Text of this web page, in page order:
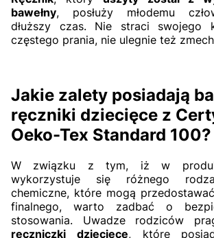
bawełny, posłuży młodemu
dłuższy czas. Nie straci swojego
częstego prania, nie ulegnie też
Jakie zalety posiadają
ręczniki dziecięce z
Oeko-Tex Standard 100?
W związku z tym, iż w
wykorzystuje się różnego
chemiczne, które mogą
finalnego, warto zadbać o
stosowania. Uwadze rodziców
ręczniczki dziecięce, które